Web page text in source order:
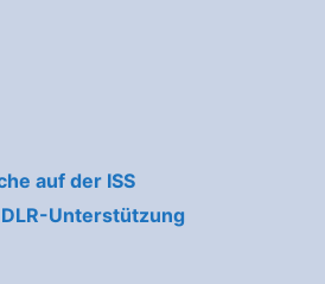
auf der ISS
Unterstützung